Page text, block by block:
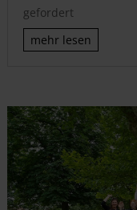
gefordert
mehr lesen